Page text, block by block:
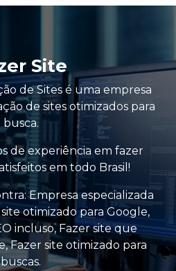
Site
de Sites é uma empresa
de sites otimizados para
busca.
de experiência em fazer
em todo Brasil!
Empresa especializada
otimizado para Google,
incluso, Fazer site que
,Fazer site otimizado para
buscas.